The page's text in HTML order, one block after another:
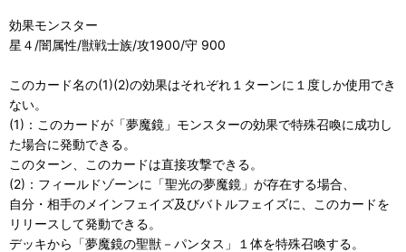
効果モンスター
星４/闇属性/獣戦士族/攻1900/守 900
このカード名の(1)(2)の効果はそれぞれ１ターンに１度しか使用でき
ない。
(1)：このカードが「夢魔鏡」モンスターの効果で特殊召喚に成功し
た場合に発動できる。
このターン、このカードは直接攻撃できる。
(2)：フィールドゾーンに「聖光の夢魔鏡」が存在する場合、
自分・相手のメインフェイズ及びバトルフェイズに、このカードを
リリースして発動できる。
デッキから「夢魔鏡の聖獣－パンタス」１体を特殊召喚する。